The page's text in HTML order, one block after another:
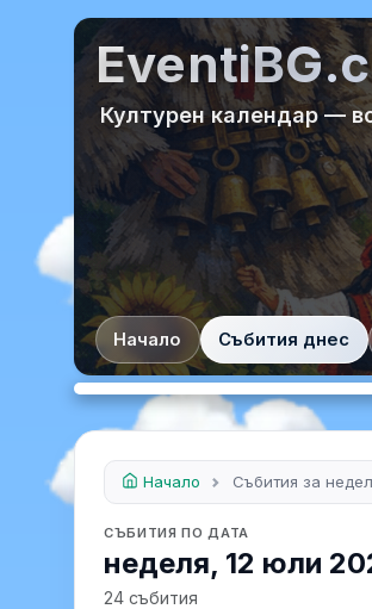
Културен календар —
Начало Събития днес
Начало Събития за
СЪБИТИЯ ПО ДАТА
неделя, 12 юли
24 събития